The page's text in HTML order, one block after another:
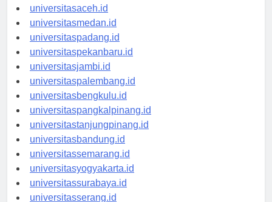
Berita Terbaru
universitasaceh.id
universitasmedan.id
universitaspadang.id
universitaspekanbaru.id
universitasjambi.id
universitaspalembang.id
universitasbengkulu.id
universitaspangkalpinang.id
universitastanjungpinang.id
universitasbandung.id
universitassemarang.id
universitasyogyakarta.id
universitassurabaya.id